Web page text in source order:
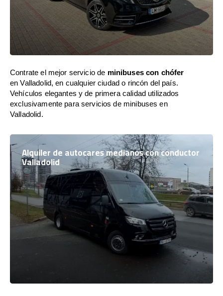
Contrate el mejor servicio de minibuses con chófer
en Valladolid, en cualquier ciudad o rincón del país.
Vehículos elegantes y de primera calidad utilizados
exclusivamente para servicios de minibuses en
Valladolid.
Alquiler de autocares medianos con conductor
Valladolid